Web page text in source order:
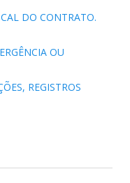
DO CONTRATO.
OU
REGISTROS